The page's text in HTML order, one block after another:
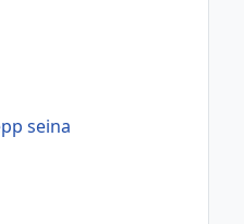
seina